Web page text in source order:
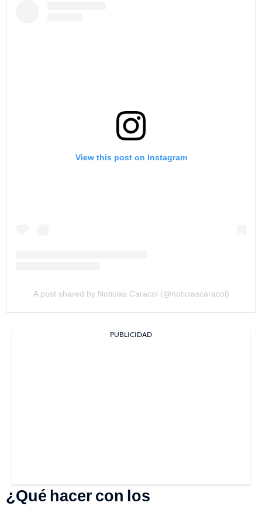
View this post on Instagram
A post shared by Noticias Caracol (@noticiascaracol)
PUBLICIDAD
¿Qué hacer con los